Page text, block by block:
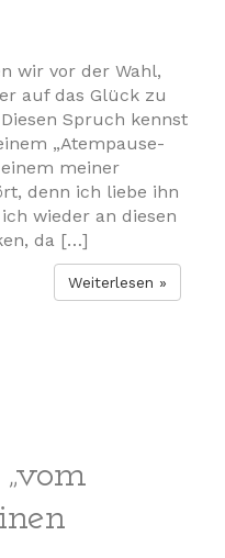
wir vor der Wahl,
auf das Glück zu
Spruch kennst
„Atempause-
meiner
denn ich liebe ihn
wieder an diesen
da […]
Weiterlesen »